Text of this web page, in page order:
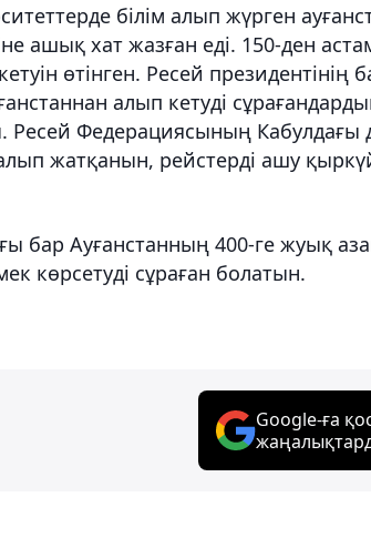
білім алып жүрген
ашық хат жазған еді. 150-ден
өтінген. Ресей президентінің
алып кетуді
Ресей Федерациясының Кабулдағы
жатқанын, рейстерді ашу
бар Ауғанстанның 400-ге жуық
көрсетуді сұраған болатын.
Google-ға